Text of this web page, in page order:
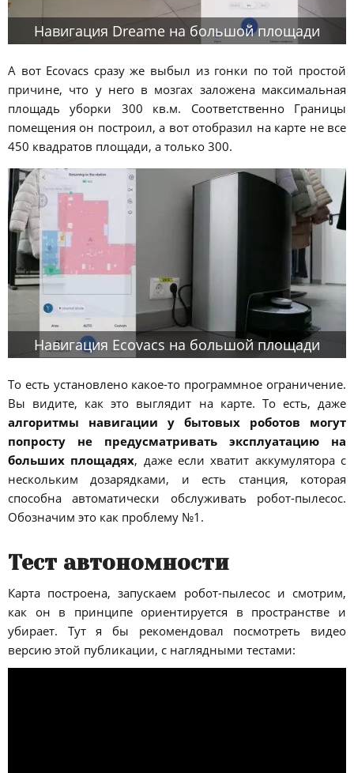
Навигация Dreame на большой площади
А вот Ecovacs сразу же выбыл из гонки по той простой
причине, что у него в мозгах заложена максимальная
площадь уборки 300 кв.м. Соответственно Границы
помещения он построил, а вот отобразил на карте не все
450 квадратов площади, а только 300.
Навигация Ecovacs на большой площади
То есть установлено какое-то программное ограничение.
Вы видите, как это выглядит на карте. То есть, даже
алгоритмы навигации у бытовых роботов могут
попросту не предусматривать эксплуатацию на
больших площадях, даже если хватит аккумулятора с
нескольким дозарядками, и есть станция, которая
способна автоматически обслуживать робот-пылесос.
Обозначим это как проблему №1.
Тест автономности
Карта построена, запускаем робот-пылесос и смотрим,
как он в принципе ориентируется в пространстве и
убирает. Тут я бы рекомендовал посмотреть видео
версию этой публикации, с наглядными тестами: